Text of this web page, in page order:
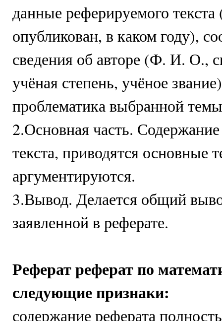
данные реферируемого текста
опубликован, в каком году),
сведения об авторе (Ф. И. О.,
учёная степень, учёное
проблематика выбранной
2.Основная часть.
текста, приводятся основные
аргументируются.
3.Вывод. Делается общий
заявленной в реферате.
Реферат реферат по
следующие признаки:
содержание реферата